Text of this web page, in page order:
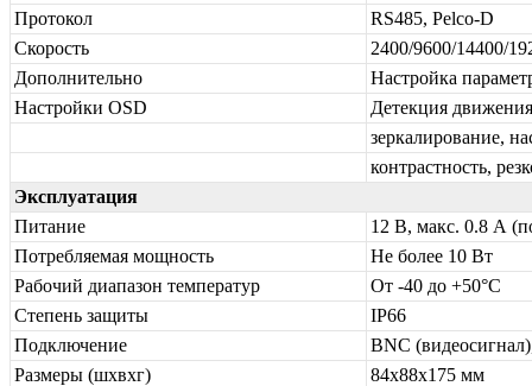
Протокол
RS485, Pelco-D
Скорость
2400/9600/14400/
Дополнительно
Настройка
Настройки OSD
Детекция
зеркалирование,
контрастность,
Эксплуатация
Питание
12 В, макс. 0.8 А
Потребляемая мощность
Не более 10 Вт
Рабочий диапазон температур
От -40 до +50°С
Степень защиты
IP66
Подключение
BNC
Размеры (шхвхг)
84х88х175 мм